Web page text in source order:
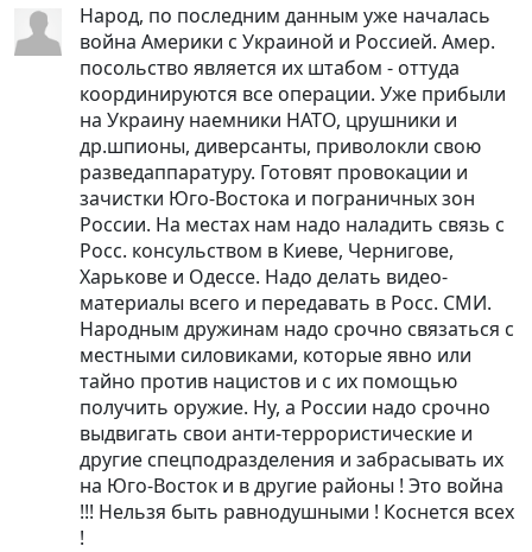
Народ, по последним данным уже началась
война Америки с Украиной и Россией. Амер.
посольство является их штабом - оттуда
координируются все операции. Уже прибыли
на Украину наемники НАТО, црушники и
др.шпионы, диверсанты, приволокли свою
разведаппаратуру. Готовят провокации и
зачистки Юго-Востока и пограничных зон
России. На местах нам надо наладить связь с
Росс. консульством в Киеве, Чернигове,
Харькове и Одессе. Надо делать видео-
материалы всего и передавать в Росс. СМИ.
Народным дружинам надо срочно связаться с
местными силовиками, которые явно или
тайно против нацистов и с их помощью
получить оружие. Ну, а России надо срочно
выдвигать свои анти-террористические и
другие спецподразделения и забрасывать их
на Юго-Восток и в другие районы ! Это война
!!! Нельзя быть равнодушными ! Коснется всех
!